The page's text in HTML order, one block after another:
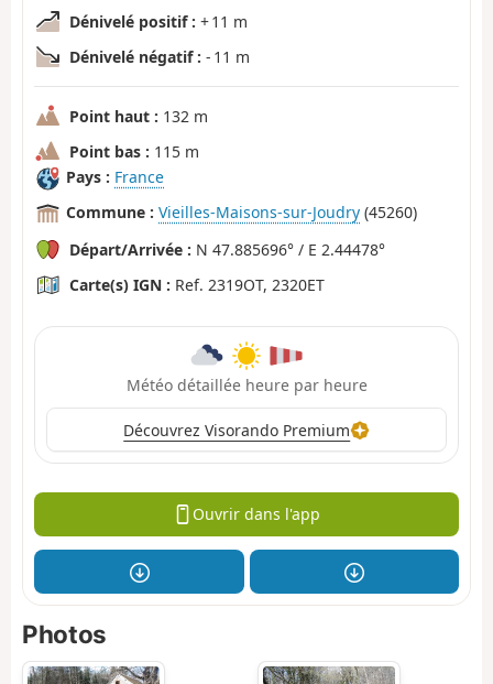
Dénivelé positif : + 11 m
Dénivelé négatif : - 11 m
Point haut : 132 m
Point bas : 115 m
Pays : France
Commune : Vieilles-Maisons-sur-Joudry (45260)
Départ/Arrivée : N 47.885696° / E 2.44478°
Carte(s) IGN : Ref. 2319OT, 2320ET
Météo détaillée heure par heure
Découvrez Visorando Premium
Ouvrir dans l'app
Photos